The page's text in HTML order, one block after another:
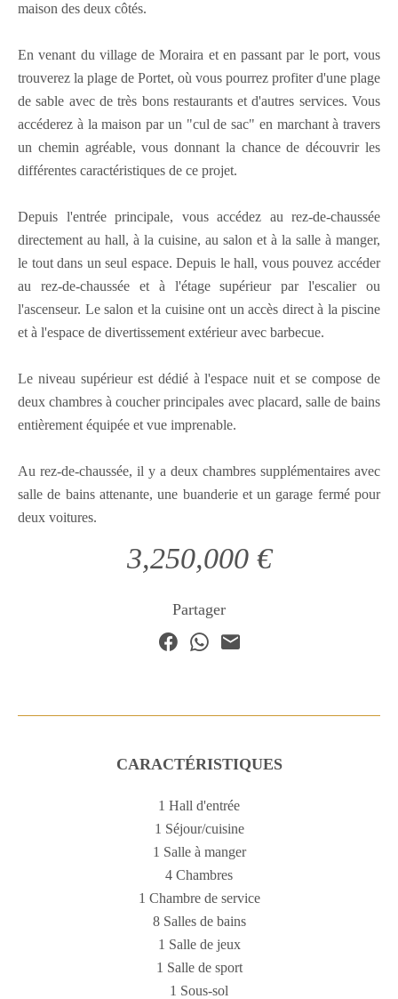
Partager
maison des deux côtés.
En venant du village de Moraira et en passant par le port, vous
trouverez la plage de Portet, où vous pourrez profiter d'une plage
de sable avec de très bons restaurants et d'autres services. Vous
accéderez à la maison par un "cul de sac" en marchant à travers
un chemin agréable, vous donnant la chance de découvrir les
différentes caractéristiques de ce projet.
Depuis l'entrée principale, vous accédez au rez-de-chaussée
directement au hall, à la cuisine, au salon et à la salle à manger,
le tout dans un seul espace. Depuis le hall, vous pouvez accéder
au rez-de-chaussée et à l'étage supérieur par l'escalier ou
l'ascenseur. Le salon et la cuisine ont un accès direct à la piscine
et à l'espace de divertissement extérieur avec barbecue.
Le niveau supérieur est dédié à l'espace nuit et se compose de
deux chambres à coucher principales avec placard, salle de bains
entièrement équipée et vue imprenable.
Au rez-de-chaussée, il y a deux chambres supplémentaires avec
salle de bains attenante, une buanderie et un garage fermé pour
deux voitures.
3,250,000 €
CARACTÉRISTIQUES
1 Hall d'entrée
1 Séjour/cuisine
1 Salle à manger
4 Chambres
1 Chambre de service
8 Salles de bains
1 Salle de jeux
1 Salle de sport
1 Sous-sol